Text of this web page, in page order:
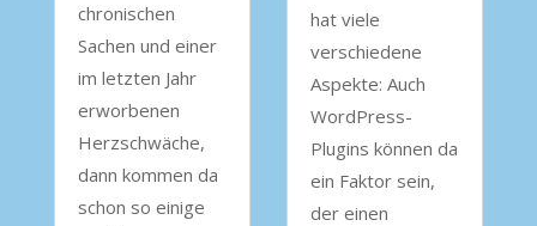
chronischen
Sachen und einer
im letzten Jahr
erworbenen
Herzschwäche,
dann kommen da
schon so einige
hat viele
verschiedene
Aspekte: Auch
WordPress-
Plugins können da
ein Faktor sein,
der einen